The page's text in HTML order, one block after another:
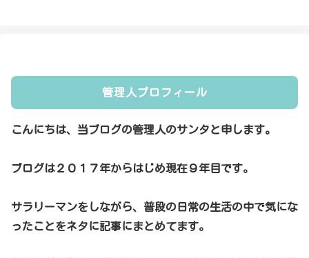
管理人プロフィール
こんにちは、当ブログの管理人のサンタと申します。
ブログは２０１７年からはじめ現在９年目です。
サラリーマンをしながら、普段の日常の生活の中で気にな
ったことをネタに記事にまとめてます。